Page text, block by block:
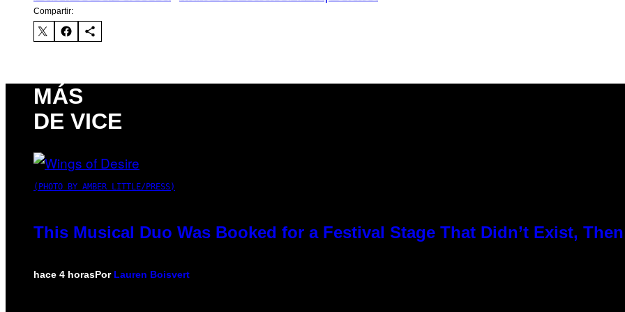
Compartir:
MÁS
DE VICE
(PHOTO BY AMBER LITTLE/PRESS)
This Musical Duo Was Booked for a Festival Stage That Didn’t Exist,
hace 4 horasPor Lauren Boisvert